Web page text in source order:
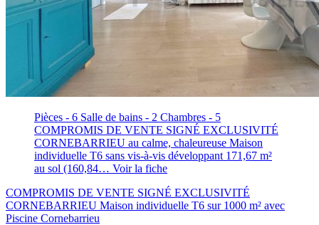
Pièces - 6 Salle de bains - 2 Chambres - 5
COMPROMIS DE VENTE SIGNÉ EXCLUSIVITÉ
CORNEBARRIEU au calme, chaleureuse Maison
individuelle T6 sans vis-à-vis développant 171,67 m²
au sol (160,84… Voir la fiche
COMPROMIS DE VENTE SIGNÉ EXCLUSIVITÉ
CORNEBARRIEU Maison individuelle T6 sur 1000 m² avec
Piscine Cornebarrieu